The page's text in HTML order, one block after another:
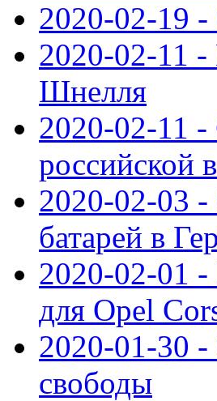
2020-02-19
2020-02-11 -
Шнелля
2020-02-11 -
российской
2020-02-03 -
батарей в
2020-02-01
для Opel
2020-01-30 -
свободы